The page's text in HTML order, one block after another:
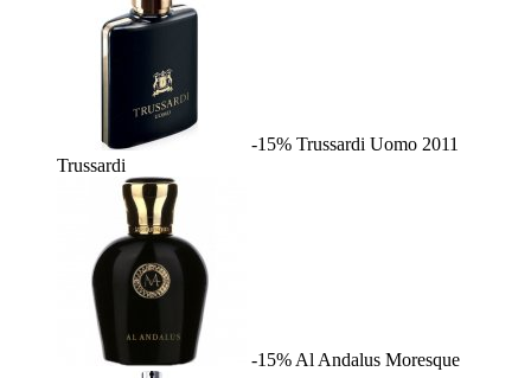
-15% Trussardi Uomo 2011
Trussardi
-15% Al Andalus Moresque